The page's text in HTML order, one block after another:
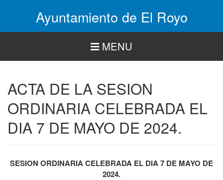
Ayuntamiento de El Royo
MENU
ACTA DE LA SESION
ORDINARIA CELEBRADA EL
DIA 7 DE MAYO DE 2024.
SESION ORDINARIA CELEBRADA EL DIA 7 DE MAYO DE
2024.